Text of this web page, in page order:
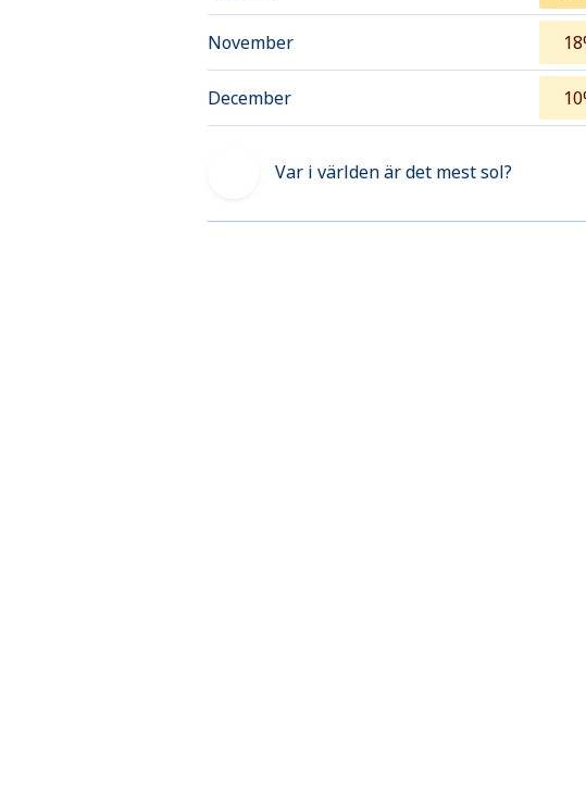
November
December
Var i världen är det mest sol?